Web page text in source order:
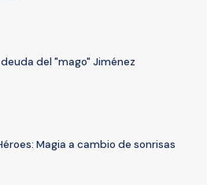
deuda del "mago" Jiménez
Magia a cambio de sonrisas